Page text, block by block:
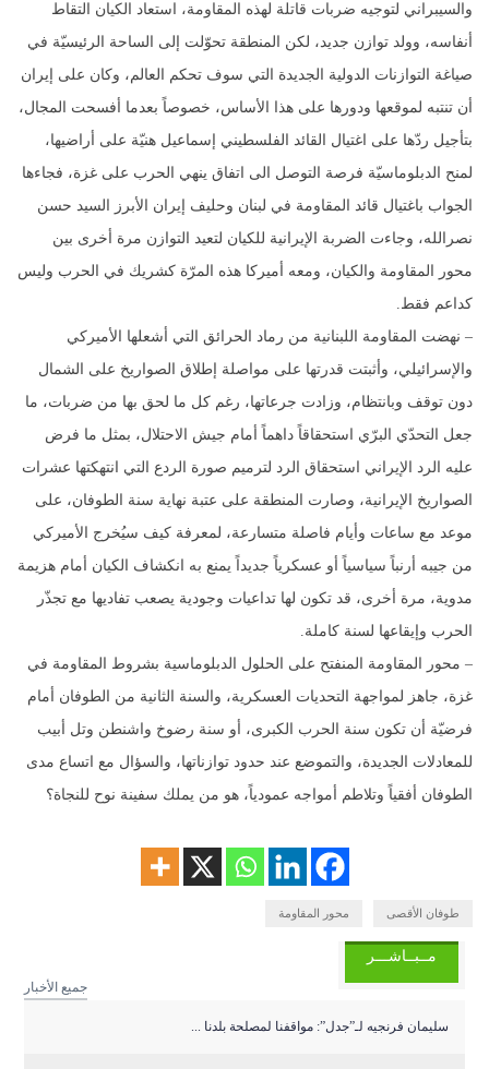
والسيبراني لتوجيه ضربات قاتلة لهذه المقاومة، استعاد الكيان التقاط
أنفاسه، وولد توازن جديد، لكن المنطقة تحوّلت إلى الساحة الرئيسيّة في
صياغة التوازنات الدولية الجديدة التي سوف تحكم العالم، وكان على إيران
أن تنتبه لموقعها ودورها على هذا الأساس، خصوصاً بعدما أفسحت المجال،
بتأجيل ردّها على اغتيال القائد الفلسطيني إسماعيل هنيّة على أراضيها،
لمنح الدبلوماسيّة فرصة التوصل الى اتفاق ينهي الحرب على غزة، فجاءها
الجواب باغتيال قائد المقاومة في لبنان وحليف إيران الأبرز السيد حسن
نصرالله، وجاءت الضربة الإيرانية للكيان لتعيد التوازن مرة أخرى بين
محور المقاومة والكيان، ومعه أميركا هذه المرّة كشريك في الحرب وليس
كداعم فقط.
– نهضت المقاومة اللبنانية من رماد الحرائق التي أشعلها الأميركي
والإسرائيلي، وأثبتت قدرتها على مواصلة إطلاق الصواريخ على الشمال
دون توقف وبانتظام، وزادت جرعاتها، رغم كل ما لحق بها من ضربات، ما
جعل التحدّي البرّي استحقاقاً داهماً أمام جيش الاحتلال، بمثل ما فرض
عليه الرد الإيراني استحقاق الرد لترميم صورة الردع التي انتهكتها عشرات
الصواريخ الإيرانية، وصارت المنطقة على عتبة نهاية سنة الطوفان، على
موعد مع ساعات وأيام فاصلة متسارعة، لمعرفة كيف سيُخرج الأميركي
من جيبه أرنباً سياسياً أو عسكرياً جديداً يمنع به انكشاف الكيان أمام هزيمة
مدوية، مرة أخرى، قد تكون لها تداعيات وجودية يصعب تفاديها مع تجذّر
الحرب وإيقاعها لسنة كاملة.
– محور المقاومة المنفتح على الحلول الدبلوماسية بشروط المقاومة في
غزة، جاهز لمواجهة التحديات العسكرية، والسنة الثانية من الطوفان أمام
فرضيّة أن تكون سنة الحرب الكبرى، أو سنة رضوخ واشنطن وتل أبيب
للمعادلات الجديدة، والتموضع عند حدود توازناتها، والسؤال مع اتساع مدى
الطوفان أفقياً وتلاطم أمواجه عمودياً، هو من يملك سفينة نوح للنجاة؟
طوفان الأقصى محور المقاومة
مــبــاشـــر
جميع الأخبار
سليمان فرنجيه لـ”جدل”: مواقفنا لمصلحة بلدنا ...